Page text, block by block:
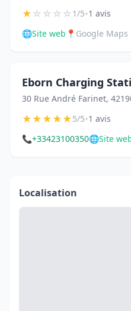
★☆☆☆☆1/5•1 avis
🌐Site web 📍 Google Maps
Eborn Charging
30 Rue André Farinet,
★★★★★5/5•1 avis
📞+33423100350🌐Site
Localisation